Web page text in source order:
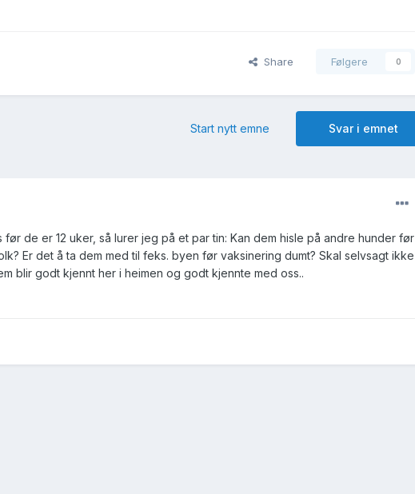
Share Følgere 0
Svar i emnet
Start nytt emne
de er 12 uker, så lurer jeg på et par tin: Kan dem hisle på andre hunder før
Er det å ta dem med til feks. byen før vaksinering dumt? Skal selvsagt ikke
blir godt kjennt her i heimen og godt kjennte med oss..